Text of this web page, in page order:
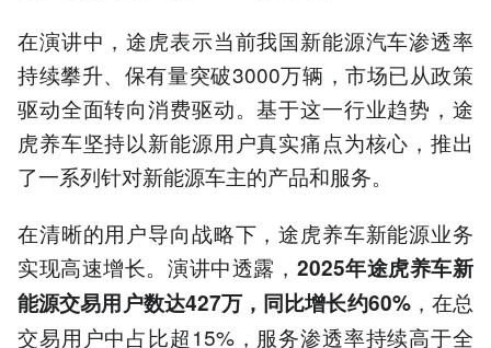
在演讲中，途虎表示当前我国新能源汽车渗透率
持续攀升、保有量突破3000万辆，市场已从政策
驱动全面转向消费驱动。基于这一行业趋势，途
虎养车坚持以新能源用户真实痛点为核心，推出
了一系列针对新能源车主的产品和服务。
在清晰的用户导向战略下，途虎养车新能源业务
实现高速增长。演讲中透露， 2025年途虎养车新
能源交易用户数达427万，同比增长约60%，在总
交易用户中占比超15%，服务渗透率持续高于全